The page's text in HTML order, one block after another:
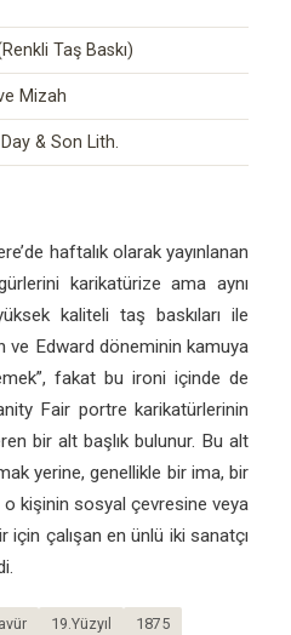
Taş Baskı)
Mizah
& Son Lith.
haftalık olarak yayınlanan
karikatürize ama aynı
kaliteli taş baskıları ile
ve Edward döneminin kamuya
fakat bu ironi içinde de
Fair portre karikatürlerinin
bir alt başlık bulunur. Bu alt
yerine, genellikle bir ima, bir
kişinin sosyal çevresine veya
çalışan en ünlü iki sanatçı
19.Yüzyıl
1875